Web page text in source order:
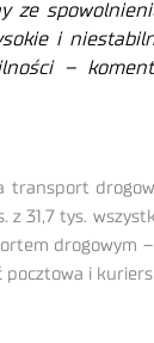
ze
i
–
transport
31,7 tys.
drogowym
i